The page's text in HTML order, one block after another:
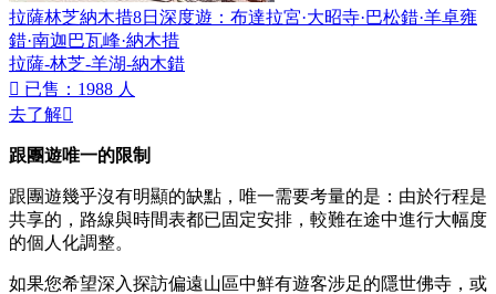
拉薩林芝納木措8日深度遊：布達拉宮·大昭寺·巴松錯·羊卓雍
錯·南迦巴瓦峰·納木措
拉薩-林芝-羊湖-納木錯
 已售：1988 人
去了解
跟團遊唯一的限制
跟團遊幾乎沒有明顯的缺點，唯一需要考量的是：由於行程是
共享的，路線與時間表都已固定安排，較難在途中進行大幅度
的個人化調整。
如果您希望深入探訪偏遠山區中鮮有遊客涉足的隱世佛寺，或